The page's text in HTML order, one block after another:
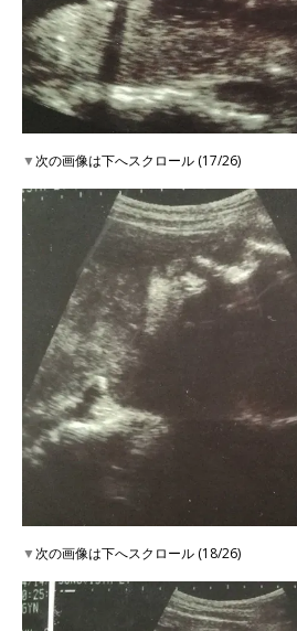
▼次の画像は下へスクロール (17/26)
▼次の画像は下へスクロール (18/26)